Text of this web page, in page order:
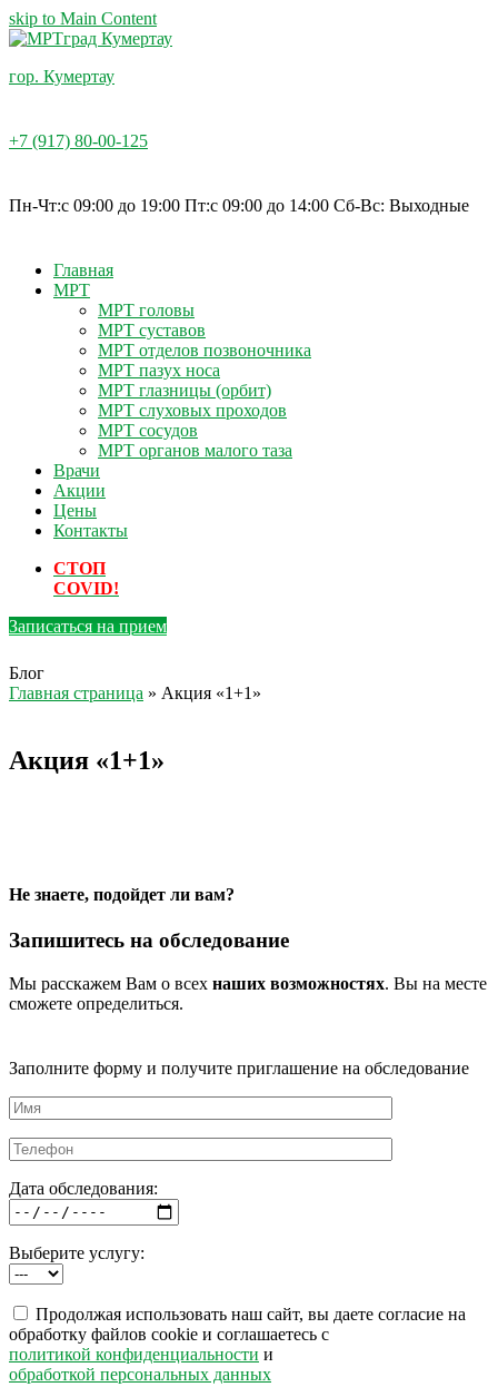
skip to Main Content
гор. Кумертау
+7 (917) 80-00-125
Пн-Чт:c 09:00 до 19:00 Пт:с 09:00 до 14:00 Cб-Вс: Выходные
Главная
МРТ
МРТ головы
МРТ суставов
МРТ отделов позвоночника
МРТ пазух носа
МРТ глазницы (орбит)
МРТ слуховых проходов
МРТ сосудов
МРТ органов малого таза
Врачи
Акции
Цены
Контакты
СТОП
COVID!
Записаться на прием
Блог
Главная страница » Акция «1+1»
Акция «1+1»
Не знаете, подойдет ли вам?
Запишитесь на обследование
Мы расскажем Вам о всех наших возможностях. Вы на месте
сможете определиться.
Заполните форму и получите приглашение на обследование
Дата обследования:
Выберите услугу:
Продолжая использовать наш сайт, вы даете согласие на
обработку файлов cookie и соглашаетесь с
политикой конфиденциальности и
обработкой персональных данных